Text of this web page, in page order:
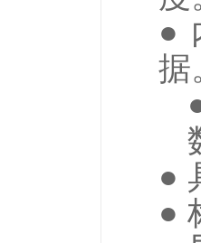
●
据
●
●